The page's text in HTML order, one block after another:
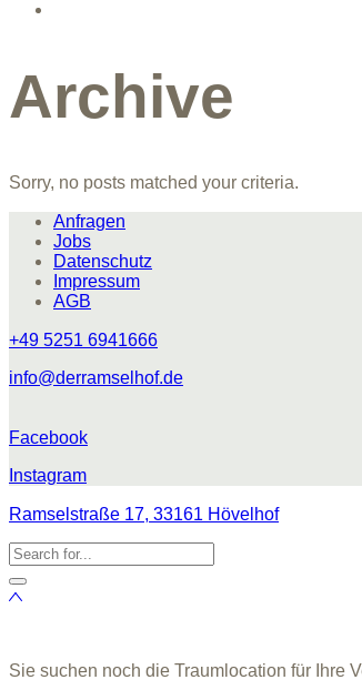
Archive
Sorry, no posts matched your criteria.
Anfragen
Jobs
Datenschutz
Impressum
AGB
+49 5251 6941666
info@derramselhof.de
Facebook
Instagram
Ramselstraße 17, 33161 Hövelhof
Sie suchen noch die Traumlocation für Ihre